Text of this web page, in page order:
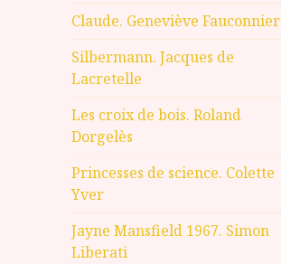
Claude. Geneviève Fauconnier
Silbermann. Jacques de
Lacretelle
Les croix de bois. Roland
Dorgelès
Princesses de science. Colette
Yver
Jayne Mansfield 1967. Simon
Liberati